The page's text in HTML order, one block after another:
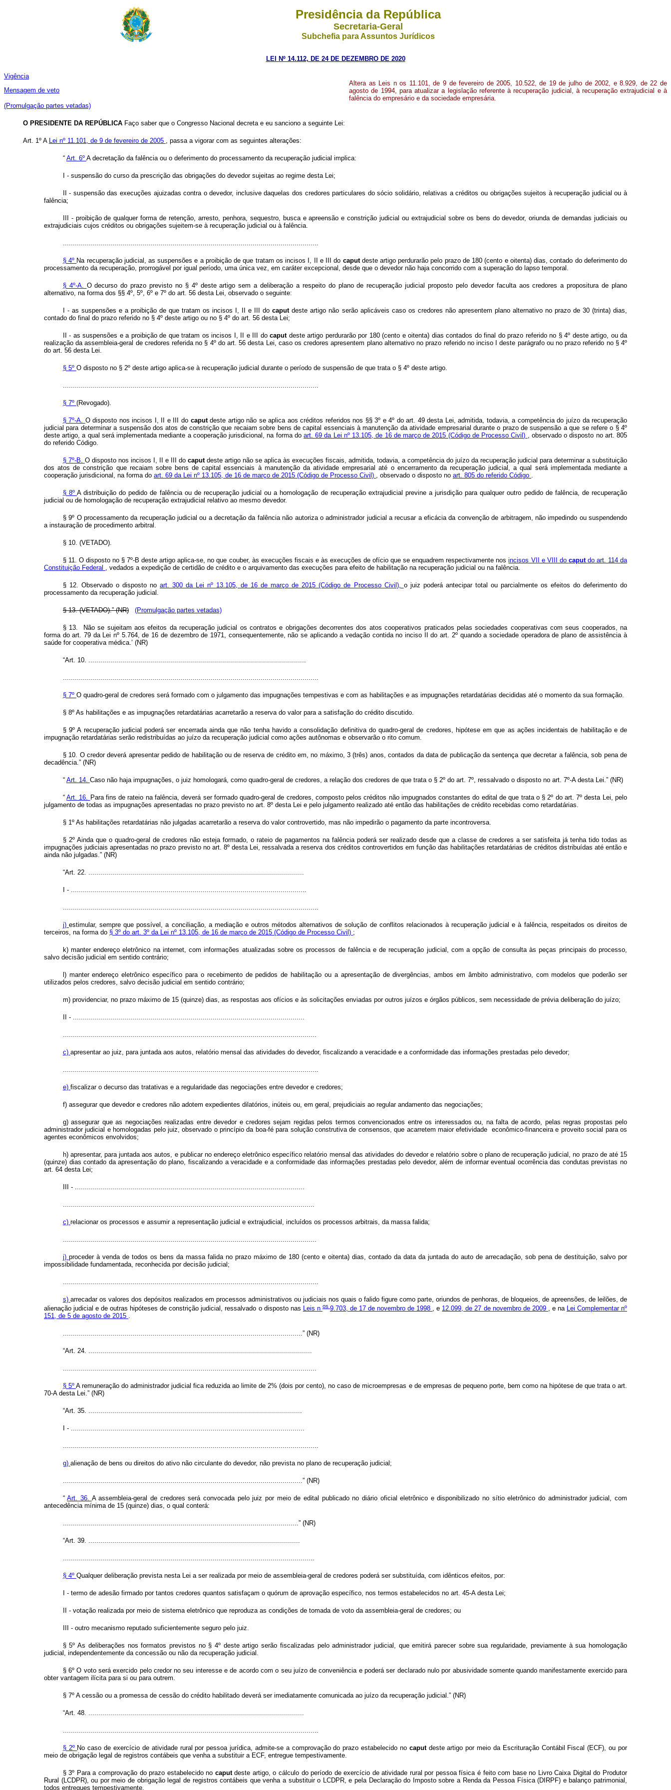
Presidência da República
Secretaria-Geral
Subchefia para Assuntos Jurídicos
LEI Nº 14.112, DE 24 DE DEZEMBRO DE 2020
Vigência
Mensagem de veto
(Promulgação partes vetadas)
Altera as Leis n os 11.101, de 9 de fevereiro de 2005, 10.522, de 19 de julho de 2002, e 8.929, de 22 de
agosto de 1994, para atualizar a legislação referente à recuperação judicial, à recuperação extrajudicial e à
falência do empresário e da sociedade empresária.
O PRESIDENTE DA REPÚBLICA Faço saber que o Congresso Nacional decreta e eu sanciono a seguinte Lei:
Art. 1º A Lei nº 11.101, de 9 de fevereiro de 2005 , passa a vigorar com as seguintes alterações:
“ Art. 6º A decretação da falência ou o deferimento do processamento da recuperação judicial implica:
I - suspensão do curso da prescrição das obrigações do devedor sujeitas ao regime desta Lei;
II - suspensão das execuções ajuizadas contra o devedor, inclusive daquelas dos credores particulares do sócio solidário, relativas a créditos ou obrigações sujeitos à recuperação judicial ou à
falência;
III - proibição de qualquer forma de retenção, arresto, penhora, sequestro, busca e apreensão e constrição judicial ou extrajudicial sobre os bens do devedor, oriunda de demandas judiciais ou
extrajudiciais cujos créditos ou obrigações sujeitem-se à recuperação judicial ou à falência.
................................................................................................................................
§ 4º Na recuperação judicial, as suspensões e a proibição de que tratam os incisos I, II e III do caput deste artigo perdurarão pelo prazo de 180 (cento e oitenta) dias, contado do deferimento do
processamento da recuperação, prorrogável por igual período, uma única vez, em caráter excepcional, desde que o devedor não haja concorrido com a superação do lapso temporal.
§ 4º-A. O decurso do prazo previsto no § 4º deste artigo sem a deliberação a respeito do plano de recuperação judicial proposto pelo devedor faculta aos credores a propositura de plano
alternativo, na forma dos §§ 4º, 5º, 6º e 7º do art. 56 desta Lei, observado o seguinte:
I - as suspensões e a proibição de que tratam os incisos I, II e III docaputdeste artigo não serão aplicáveis caso os credores não apresentem plano alternativo no prazo de 30 (trinta) dias,
contado do final do prazo referido no § 4º deste artigo ou no § 4º do art. 56 desta Lei;
II - as suspensões e a proibição de que tratam os incisos I, II e III docaput deste artigo perdurarão por 180 (cento e oitenta) dias contados do final do prazo referido no § 4º deste artigo, ou da
realização da assembleia-geral de credores referida no § 4º do art. 56 desta Lei, caso os credores apresentem plano alternativo no prazo referido no inciso I deste parágrafo ou no prazo referido no § 4º
do art. 56 desta Lei.
§ 5º O disposto no § 2º deste artigo aplica-se à recuperação judicial durante o período de suspensão de que trata o § 4º deste artigo.
................................................................................................................................
§ 7º (Revogado).
§ 7º-A. O disposto nos incisos I, II e III do caputdeste artigo não se aplica aos créditos referidos nos §§ 3º e 4º do art. 49 desta Lei, admitida, todavia, a competência do juízo da recuperação
judicial para determinar a suspensão dos atos de constrição que recaiam sobre bens de capital essenciais à manutenção da atividade empresarial durante o prazo de suspensão a que se refere o § 4º
deste artigo, a qual será implementada mediante a cooperação jurisdicional, na forma do art. 69 da Lei nº 13.105, de 16 de março de 2015 (Código de Processo Civil) , observado o disposto no art. 805
do referido Código.
§ 7º-B. O disposto nos incisos I, II e III do caput deste artigo não se aplica às execuções fiscais, admitida, todavia, a competência do juízo da recuperação judicial para determinar a substituição
dos atos de constrição que recaiam sobre bens de capital essenciais à manutenção da atividade empresarial até o encerramento da recuperação judicial, a qual será implementada mediante a
cooperação jurisdicional, na forma do art. 69 da Lei nº 13.105, de 16 de março de 2015 (Código de Processo Civil) , observado o disposto no art. 805 do referido Código .
§ 8ºA distribuição do pedido de falência ou de recuperação judicial ou a homologação de recuperação extrajudicial previne a jurisdição para qualquer outro pedido de falência, de recuperação
judicial ou de homologação de recuperação extrajudicial relativo ao mesmo devedor.
§ 9º O processamento da recuperação judicial ou a decretação da falência não autoriza o administrador judicial a recusar a eficácia da convenção de arbitragem, não impedindo ou suspendendo
a instauração de procedimento arbitral.
§ 10. (VETADO).
§ 11. O disposto no § 7º-B deste artigo aplica-se, no que couber, às execuções fiscais e às execuções de ofício que se enquadrem respectivamente nosincisos VII e VIII do caput do art. 114 da
Constituição Federal , vedados a expedição de certidão de crédito e o arquivamento das execuções para efeito de habilitação na recuperação judicial ou na falência.
§ 12. Observado o disposto noart. 300 da Lei nº 13.105, de 16 de março de 2015 (Código de Processo Civil), o juiz poderá antecipar total ou parcialmente os efeitos do deferimento do
processamento da recuperação judicial.
§ 13. (VETADO).” (NR) (Promulgação partes vetadas)
§ 13. Não se sujeitam aos efeitos da recuperação judicial os contratos e obrigações decorrentes dos atos cooperativos praticados pelas sociedades cooperativas com seus cooperados, na
forma do art. 79 da Lei nº 5.764, de 16 de dezembro de 1971, consequentemente, não se aplicando a vedação contida no inciso II do art. 2º quando a sociedade operadora de plano de assistência à
saúde for cooperativa médica.’ (NR)
“Art. 10. .............................................................................................................
................................................................................................................................
§ 7º O quadro-geral de credores será formado com o julgamento das impugnações tempestivas e com as habilitações e as impugnações retardatárias decididas até o momento da sua formação.
§ 8º As habilitações e as impugnações retardatárias acarretarão a reserva do valor para a satisfação do crédito discutido.
§ 9º A recuperação judicial poderá ser encerrada ainda que não tenha havido a consolidação definitiva do quadro-geral de credores, hipótese em que as ações incidentais de habilitação e de
impugnação retardatárias serão redistribuídas ao juízo da recuperação judicial como ações autônomas e observarão o rito comum.
§ 10. O credor deverá apresentar pedido de habilitação ou de reserva de crédito em, no máximo, 3 (três) anos, contados da data de publicação da sentença que decretar a falência, sob pena de
decadência.” (NR)
“ Art. 14. Caso não haja impugnações, o juiz homologará, como quadro-geral de credores, a relação dos credores de que trata o § 2º do art. 7º, ressalvado o disposto no art. 7º-A desta Lei.” (NR)
“Art. 16. Para fins de rateio na falência, deverá ser formado quadro-geral de credores, composto pelos créditos não impugnados constantes do edital de que trata o § 2º do art. 7º desta Lei, pelo
julgamento de todas as impugnações apresentadas no prazo previsto no art. 8º desta Lei e pelo julgamento realizado até então das habilitações de crédito recebidas como retardatárias.
§ 1º As habilitações retardatárias não julgadas acarretarão a reserva do valor controvertido, mas não impedirão o pagamento da parte incontroversa.
§ 2º Ainda que o quadro-geral de credores não esteja formado, o rateio de pagamentos na falência poderá ser realizado desde que a classe de credores a ser satisfeita já tenha tido todas as
impugnações judiciais apresentadas no prazo previsto no art. 8º desta Lei, ressalvada a reserva dos créditos controvertidos em função das habilitações retardatárias de créditos distribuídas até então e
ainda não julgadas.” (NR)
“Art. 22. ............................................................................................................
I - ......................................................................................................................
................................................................................................................................
j) estimular, sempre que possível, a conciliação, a mediação e outros métodos alternativos de solução de conflitos relacionados à recuperação judicial e à falência, respeitados os direitos de
terceiros, na forma do § 3º do art. 3º da Lei nº 13.105, de 16 de março de 2015 (Código de Processo Civil) ;
k) manter endereço eletrônico na internet, com informações atualizadas sobre os processos de falência e de recuperação judicial, com a opção de consulta às peças principais do processo,
salvo decisão judicial em sentido contrário;
l) manter endereço eletrônico específico para o recebimento de pedidos de habilitação ou a apresentação de divergências, ambos em âmbito administrativo, com modelos que poderão ser
utilizados pelos credores, salvo decisão judicial em sentido contrário;
m) providenciar, no prazo máximo de 15 (quinze) dias, as respostas aos ofícios e às solicitações enviadas por outros juízos e órgãos públicos, sem necessidade de prévia deliberação do juízo;
II - ....................................................................................................................
...............................................................................................................................
c) apresentar ao juiz, para juntada aos autos, relatório mensal das atividades do devedor, fiscalizando a veracidade e a conformidade das informações prestadas pelo devedor;
................................................................................................................................
e) fiscalizar o decurso das tratativas e a regularidade das negociações entre devedor e credores;
f) assegurar que devedor e credores não adotem expedientes dilatórios, inúteis ou, em geral, prejudiciais ao regular andamento das negociações;
g) assegurar que as negociações realizadas entre devedor e credores sejam regidas pelos termos convencionados entre os interessados ou, na falta de acordo, pelas regras propostas pelo
administrador judicial e homologadas pelo juiz, observado o princípio da boa-fé para solução construtiva de consensos, que acarretem maior efetividade econômico-financeira e proveito social para os
agentes econômicos envolvidos;
h) apresentar, para juntada aos autos, e publicar no endereço eletrônico específico relatório mensal das atividades do devedor e relatório sobre o plano de recuperação judicial, no prazo de até 15
(quinze) dias contado da apresentação do plano, fiscalizando a veracidade e a conformidade das informações prestadas pelo devedor, além de informar eventual ocorrência das condutas previstas no
art. 64 desta Lei;
III - ...................................................................................................................
..............................................................................................................................
c) relacionar os processos e assumir a representação judicial e extrajudicial, incluídos os processos arbitrais, da massa falida;
...............................................................................................................................
j) proceder à venda de todos os bens da massa falida no prazo máximo de 180 (cento e oitenta) dias, contado da data da juntada do auto de arrecadação, sob pena de destituição, salvo por
impossibilidade fundamentada, reconhecida por decisão judicial;
................................................................................................................................
s) arrecadar os valores dos depósitos realizados em processos administrativos ou judiciais nos quais o falido figure como parte, oriundos de penhoras, de bloqueios, de apreensões, de leilões, de
alienação judicial e de outras hipóteses de constrição judicial, ressalvado o disposto nas Leis nos 9.703, de 17 de novembro de 1998 , e 12.099, de 27 de novembro de 2009 , e na Lei Complementar nº
151, de 5 de agosto de 2015 .
........................................................................................................................” (NR)
“Art. 24. ................................................................................................................
...............................................................................................................................
§ 5º A remuneração do administrador judicial fica reduzida ao limite de 2% (dois por cento), no caso de microempresas e de empresas de pequeno porte, bem como na hipótese de que trata o art.
70-A desta Lei.” (NR)
“Art. 35. ...........................................................................................................
I - .....................................................................................................................
................................................................................................................................
g) alienação de bens ou direitos do ativo não circulante do devedor, não prevista no plano de recuperação judicial;
........................................................................................................................” (NR)
“Art. 36. A assembleia-geral de credores será convocada pelo juiz por meio de edital publicado no diário oficial eletrônico e disponibilizado no sítio eletrônico do administrador judicial, com
antecedência mínima de 15 (quinze) dias, o qual conterá:
......................................................................................................................” (NR)
“Art. 39. ..........................................................................................................
..............................................................................................................................
§ 4º Qualquer deliberação prevista nesta Lei a ser realizada por meio de assembleia-geral de credores poderá ser substituída, com idênticos efeitos, por:
I - termo de adesão firmado por tantos credores quantos satisfaçam o quórum de aprovação específico, nos termos estabelecidos no art. 45-A desta Lei;
II - votação realizada por meio de sistema eletrônico que reproduza as condições de tomada de voto da assembleia-geral de credores; ou
III - outro mecanismo reputado suficientemente seguro pelo juiz.
§ 5º As deliberações nos formatos previstos no § 4º deste artigo serão fiscalizadas pelo administrador judicial, que emitirá parecer sobre sua regularidade, previamente à sua homologação
judicial, independentemente da concessão ou não da recuperação judicial.
§ 6º O voto será exercido pelo credor no seu interesse e de acordo com o seu juízo de conveniência e poderá ser declarado nulo por abusividade somente quando manifestamente exercido para
obter vantagem ilícita para si ou para outrem.
§ 7º A cessão ou a promessa de cessão do crédito habilitado deverá ser imediatamente comunicada ao juízo da recuperação judicial.” (NR)
“Art. 48. ............................................................................................................
................................................................................................................................
§ 2º No caso de exercício de atividade rural por pessoa jurídica, admite-se a comprovação do prazo estabelecido no caput deste artigo por meio da Escrituração Contábil Fiscal (ECF), ou por
meio de obrigação legal de registros contábeis que venha a substituir a ECF, entregue tempestivamente.
§ 3º Para a comprovação do prazo estabelecido no caputdeste artigo, o cálculo do período de exercício de atividade rural por pessoa física é feito com base no Livro Caixa Digital do Produtor
Rural (LCDPR), ou por meio de obrigação legal de registros contábeis que venha a substituir o LCDPR, e pela Declaração do Imposto sobre a Renda da Pessoa Física (DIRPF) e balanço patrimonial,
todos entregues tempestivamente.